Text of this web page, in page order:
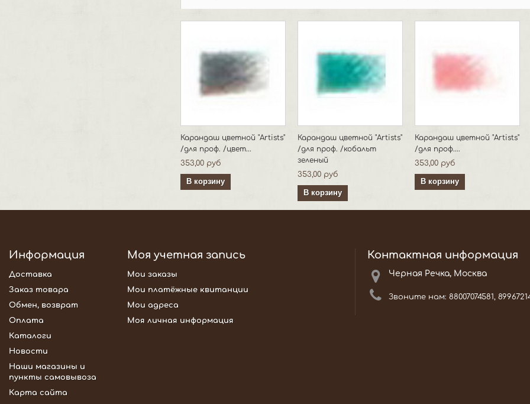
Карандаш цветной "Artists"
/для проф. /цвет...
353,00 руб
В корзину
Карандаш цветной "Artists"
/для проф. /кобальт
зеленый
353,00 руб
В корзину
Карандаш цветной "Artists"
/для проф....
353,00 руб
В корзину
Информация
Доставка
Заказ товара
Обмен, возврат
Оплата
Каталоги
Новости
Наши магазины и
пункты самовывоза
Карта сайта
Моя учетная запись
Мои заказы
Мои платёжные квитанции
Мои адреса
Моя личная информация
Контактная информация
Черная Речка, Москва
Звоните нам: 88007074581,